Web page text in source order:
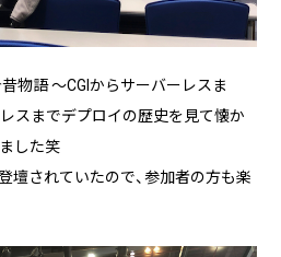
物語 〜CGIからサーバーレスま
スまでデプロイの歴史を見て懐か
した笑
壇されていたので、参加者の方も楽